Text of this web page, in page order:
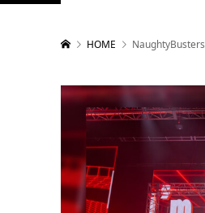
HOME NaughtyBusters